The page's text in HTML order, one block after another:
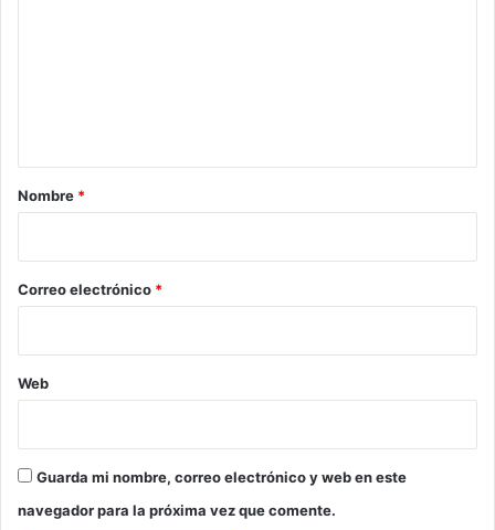
r
*
Nombre *
Correo electrónico *
Web
Guarda mi nombre, correo electrónico y web en este
navegador para la próxima vez que comente.